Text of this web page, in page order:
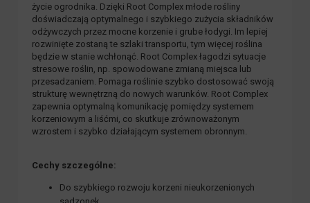
życie ogrodnika. Dzięki Root Complex młode rośliny
doświadczają optymalnego i szybkiego zużycia składników
odżywczych przez mocne korzenie i grube łodygi. Im lepiej
rozwinięte zostaną te szlaki transportu, tym więcej roślina
będzie w stanie wchłonąć. Root Complex łagodzi sytuacje
stresowe roślin, np. spowodowane zmianą miejsca lub
przesadzaniem. Pomaga roślinie szybko dostosować swoją
strukturę wewnętrzną do nowych warunków. Root Complex
zapewnia optymalną komunikację pomiędzy systemem
korzeniowym a liśćmi, co skutkuje zrównoważonym
wzrostem i szybko działającym systemem obronnym.
Cechy szczególne:
Do szybkiego rozwoju korzeni nieukorzenionych